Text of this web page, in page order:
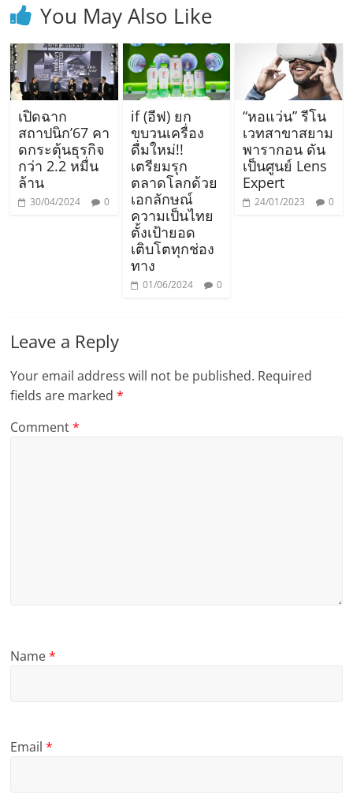
You May Also Like
เปิดฉาก
สถาปนิก’67 คา
ดกระตุ้นธุรกิจ
กว่า 2.2 หมื่น
ล้าน
30/04/2024 0
if (อีฟ) ยก
ขบวนเครื่อง
ดื่มใหม่!!
เตรียมรุก
ตลาดโลกด้วย
เอกลักษณ์
ความเป็นไทย
ตั้งเป้ายอด
เติบโตทุกช่อง
ทาง
01/06/2024 0
“หอแว่น” รีโน
เวทสาขาสยาม
พารากอน ดัน
เป็นศูนย์ Lens
Expert
24/01/2023 0
Leave a Reply
Your email address will not be published. Required
fields are marked*
Comment*
Name*
Email*